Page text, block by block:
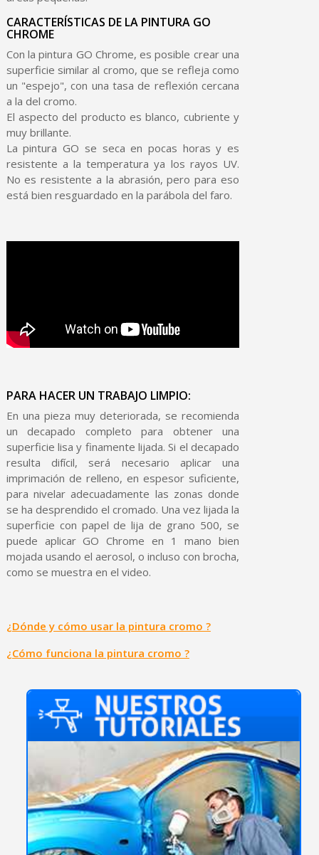
CARACTERÍSTICAS DE LA PINTURA GO
CHROME
Con la pintura GO Chrome, es posible crear una
superficie similar al cromo, que se refleja como
un "espejo", con una tasa de reflexión cercana
a la del cromo.
El aspecto del producto es blanco, cubriente y
muy brillante.
La pintura GO se seca en pocas horas y es
resistente a la temperatura ya los rayos UV.
No es resistente a la abrasión, pero para eso
está bien resguardado en la parábola del faro.
PARA HACER UN TRABAJO LIMPIO:
En una pieza muy deteriorada, se recomienda
un decapado completo para obtener una
superficie lisa y finamente lijada. Si el decapado
resulta difícil, será necesario aplicar una
imprimación de relleno, en espesor suficiente,
para nivelar adecuadamente las zonas donde
se ha desprendido el cromado. Una vez lijada la
superficie con papel de lija de grano 500, se
puede aplicar GO Chrome en 1 mano bien
mojada usando el aerosol, o incluso con brocha,
como se muestra en el video.
¿Dónde y cómo usar la pintura cromo ?
¿Cómo funciona la pintura cromo ?